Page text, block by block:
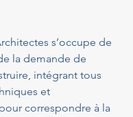
s’occupe de
la demande de
intégrant tous
et
correspondre à la